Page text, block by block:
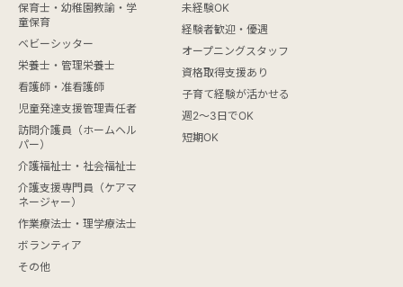
保育士・幼稚園教諭・学
童保育
ベビーシッター
栄養士・管理栄養士
看護師・准看護師
児童発達支援管理責任者
訪問介護員（ホームヘル
パー）
介護福祉士・社会福祉士
介護支援専門員（ケアマ
ネージャー）
作業療法士・理学療法士
ボランティア
その他
未経験OK
経験者歓迎・優遇
オープニングスタッフ
資格取得支援あり
子育て経験が活かせる
週2～3日でOK
短期OK